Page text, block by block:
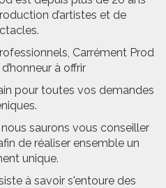
d’artistes et de
Carrément Prod
à offrir
pour toutes vos demandes
saurons vous conseiller
de réaliser ensemble un
unique.
à savoir s'entoure des